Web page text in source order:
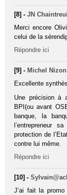
[8] -JN Chaintreuil
Merci encore
celui de la
Répondre ici
[9] - Michel Nizon
Excellente
Une précision à
BPI(ou avant
banque, la
l’entrepreneur
protection de
contre lui même.
Répondre ici
[10] -
J’ai fait la